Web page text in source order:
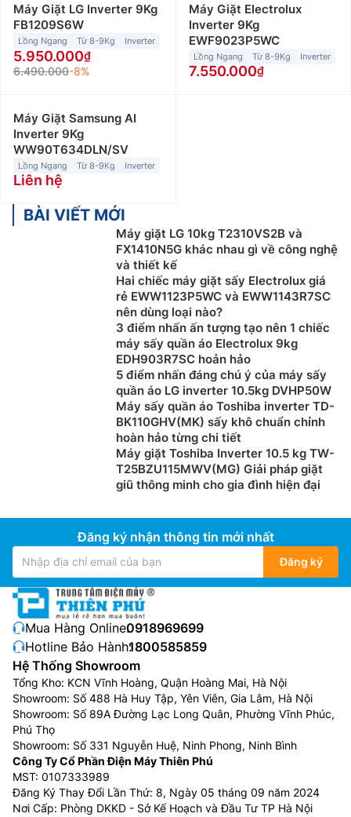
Máy Giặt LG Inverter 9Kg
FB1209S6W
Lồng Ngang Từ 8-9Kg Inverter
5.950.000
6.490.000-8%
Máy Giặt Electrolux
Inverter 9Kg
EWF9023P5WC
Lồng Ngang Từ 8-9Kg Inverter
7.550.000
Máy Giặt Samsung AI
Inverter 9Kg
WW90T634DLN/SV
Lồng Ngang Từ 8-9Kg Inverter
Liên hệ
BÀI VIẾT MỚI
Máy giặt LG 10kg T2310VS2B và
FX1410N5G khác nhau gì về công nghệ
và thiết kế
Hai chiếc máy giặt sấy Electrolux giá
rẻ EWW1123P5WC và EWW1143R7SC
nên dùng loại nào?
3 điểm nhấn ấn tượng tạo nên 1 chiếc
máy sấy quần áo Electrolux 9kg
EDH903R7SC hoản hảo
5 điểm nhấn đáng chú ý của máy sấy
quần áo LG inverter 10.5kg DVHP50W
Máy sấy quần áo Toshiba inverter TD-
BK110GHV(MK) sấy khô chuẩn chỉnh
hoàn hảo từng chi tiết
Máy giặt Toshiba Inverter 10.5 kg TW-
T25BZU115MWV(MG) Giải pháp giặt
giũ thông minh cho gia đình hiện đại
Đăng ký nhận thông tin mới nhất
Đăng ký
Mua Hàng Online:0918969699
Hotline Bảo Hành:1800585859
Hệ Thống Showroom
Tổng Kho: KCN Vĩnh Hoàng, Quận Hoàng Mai, Hà Nội
Showroom: Số 488 Hà Huy Tập, Yên Viên, Gia Lâm, Hà Nội
Showroom: Số 89A Đường Lạc Long Quân, Phường Vĩnh Phúc,
Phú Thọ
Showroom: Số 331 Nguyễn Huệ, Ninh Phong, Ninh Bình
Công Ty Cổ Phần Điện Máy Thiên Phú
MST: 0107333989
Đăng Ký Thay Đổi Lần Thứ: 8, Ngày 05 tháng 09 năm 2024
Nơi Cấp: Phòng DKKD - Sở Kế Hoạch và Đầu Tư TP Hà Nội